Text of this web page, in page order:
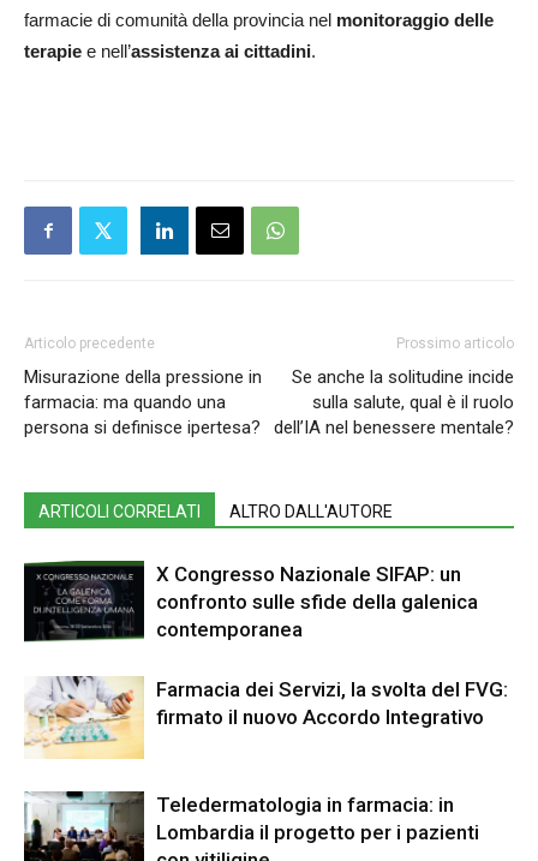
farmacie di comunità della provincia nel monitoraggio delle
terapie e nell’assistenza ai cittadini.
Articolo precedente
Misurazione della pressione in
farmacia: ma quando una
persona si definisce ipertesa?
Prossimo articolo
Se anche la solitudine incide
sulla salute, qual è il ruolo
dell’IA nel benessere mentale?
ARTICOLI CORRELATI ALTRO DALL'AUTORE
X Congresso Nazionale SIFAP: un
confronto sulle sfide della galenica
contemporanea
Farmacia dei Servizi, la svolta del FVG:
firmato il nuovo Accordo Integrativo
Teledermatologia in farmacia: in
Lombardia il progetto per i pazienti